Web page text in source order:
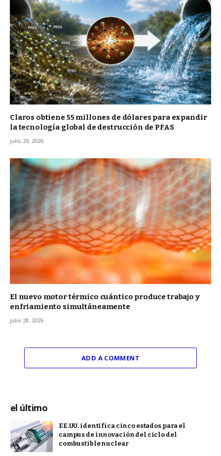
Claros obtiene 55 millones de dólares para expandir
la tecnología global de destrucción de PFAS
julio 29, 2026
El nuevo motor térmico cuántico produce trabajo y
enfriamiento simultáneamente
julio 28, 2026
ADD A COMMENT
el último
EE.UU. identifica cinco estados para el
campus de innovación del ciclo del
combustible nuclear